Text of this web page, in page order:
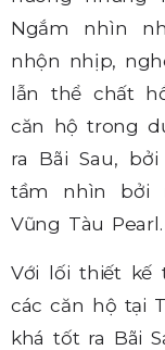
Ngắm nhìn
nhộn nhịp,
lẫn thể chất
căn hộ trong
ra Bãi Sau,
tầm nhìn bởi
Vũng Tàu Pearl.
Với lối thiết kế
các căn hộ tại
khá tốt ra Bãi